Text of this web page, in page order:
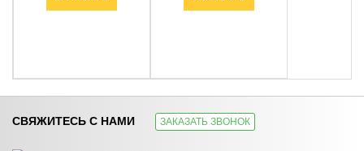
IN-ECO 262 SW IN-ECO PLUS 510
СВЯЖИТЕСЬ С НАМИ ЗАКАЗАТЬ ЗВОНОК